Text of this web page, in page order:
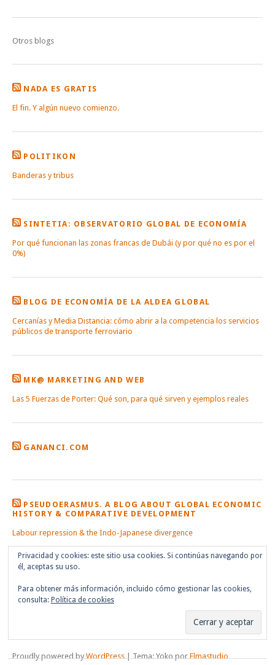
Otros blogs
NADA ES GRATIS
El fin. Y algún nuevo comienzo.
POLITIKON
Banderas y tribus
SINTETIA: OBSERVATORIO GLOBAL DE ECONOMÍA
Por qué funcionan las zonas francas de Dubái (y por qué no es por el
0%)
BLOG DE ECONOMÍA DE LA ALDEA GLOBAL
Cercanías y Media Distancia: cómo abrir a la competencia los servicios
públicos de transporte ferroviario
MK@ MARKETING AND WEB
Las 5 Fuerzas de Porter: Qué son, para qué sirven y ejemplos reales
GANANCI.COM
PSEUDOERASMUS. A BLOG ABOUT GLOBAL ECONOMIC
HISTORY & COMPARATIVE DEVELOPMENT
Labour repression & the Indo-Japanese divergence
Proudly powered byWordPress|Tema: Yoko porElmastudio
Privacidad y cookies: este sitio usa cookies. Si continúas navegando por
él, aceptas su uso.
Para obtener más información, incluido cómo gestionar las cookies,
consulta: Política de cookies